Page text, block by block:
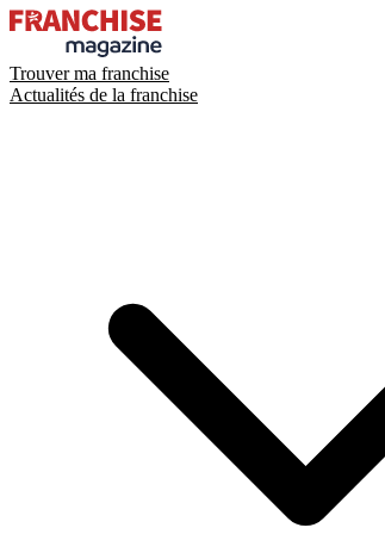
Trouver ma franchise
Actualités de la franchise